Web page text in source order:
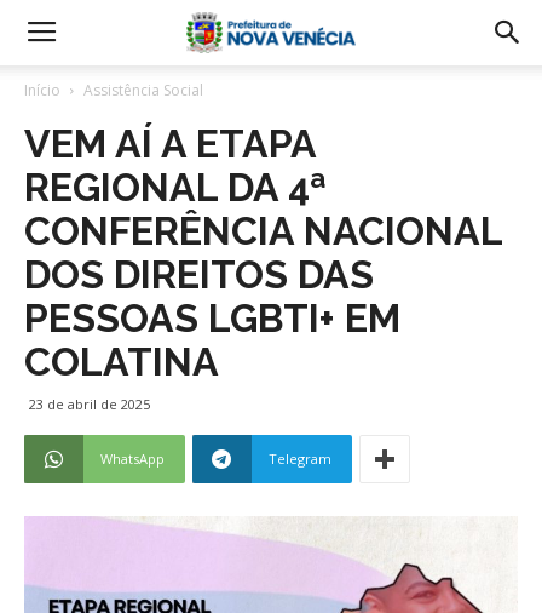
Início Assistência Social
VEM AÍ A ETAPA
REGIONAL DA 4ª
CONFERÊNCIA NACIONAL
DOS DIREITOS DAS
PESSOAS LGBTI+ EM
COLATINA
23 de abril de 2025
WhatsApp Telegram